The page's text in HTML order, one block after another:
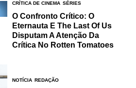
CRÍTICA DE CINEMA SÉRIES
O Confronto Crítico: O
Eternauta E The Last Of Us
Disputam A Atenção Da
Crítica No Rotten Tomatoes
NOTÍCIA REDAÇÃO